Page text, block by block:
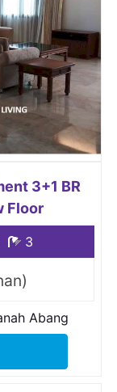
3+1 BR
Floor
3
Abang